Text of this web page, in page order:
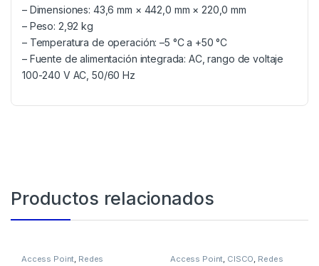
– Dimensiones: 43,6 mm × 442,0 mm × 220,0 mm
– Peso: 2,92 kg
– Temperatura de operación: –5 °C a +50 °C
– Fuente de alimentación integrada: AC, rango de voltaje
100-240 V AC, 50/60 Hz
Productos relacionados
Access Point, Redes Access Point, CISCO, Redes